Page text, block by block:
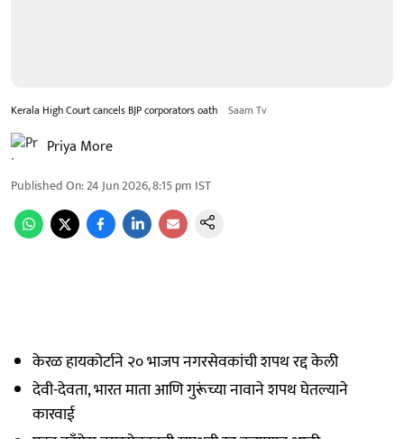
Kerala High Court cancels BJP corporators oath Saam Tv
Priya More
Published On:24 Jun 2026, 8:15 pm IST
केरळ हायकोर्टाने २० भाजप नगरसेवकांची शपथ रद्द केली
देवी-देवता, भारत माता आणि गुरूंच्या नावाने शपथ घेतल्याने
कारवाई